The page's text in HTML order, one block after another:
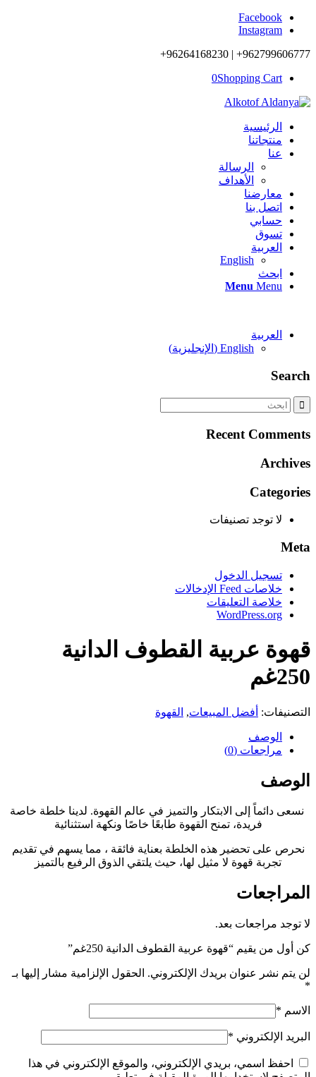
Facebook
Instagram
962799606777+ | 96264168230+
0Shopping Cart
الرئيسية
منتجاتنا
عنا
الرسالة
الأهداف
معارضنا
اتصل بنا
حسابي
تسوق
العربية
English
ابحث
Menu Menu
العربية
English
( الإنجليزية)
Search
Recent Comments
Archives
Categories
لا توجد تصنيفات
Meta
تسجيل الدخول
خلاصات Feed الإدخالات
خلاصة التعليقات
WordPress.org
قهوة عربية القطوف الدانية
250غم
التصنيفات: أفضل المبيعات, القهوة
الوصف
مراجعات (0)
الوصف
نسعى دائماً إلى الابتكار والتميز في عالم القهوة. لدينا خلطة خاصة
فريدة، تمنح القهوة طابعًا خاصًا ونكهة استثنائية
نحرص على تحضير هذه الخلطة بعناية فائقة ، مما يسهم في تقديم
تجربة قهوة لا مثيل لها، حيث يلتقي الذوق الرفيع بالتميز
المراجعات
لا توجد مراجعات بعد.
كن أول من يقيم “قهوة عربية القطوف الدانية 250غم”
لن يتم نشر عنوان بريدك الإلكتروني. الحقول الإلزامية مشار إليها بـ
*
الاسم *
البريد الإلكتروني *
احفظ اسمي، بريدي الإلكتروني، والموقع الإلكتروني في هذا